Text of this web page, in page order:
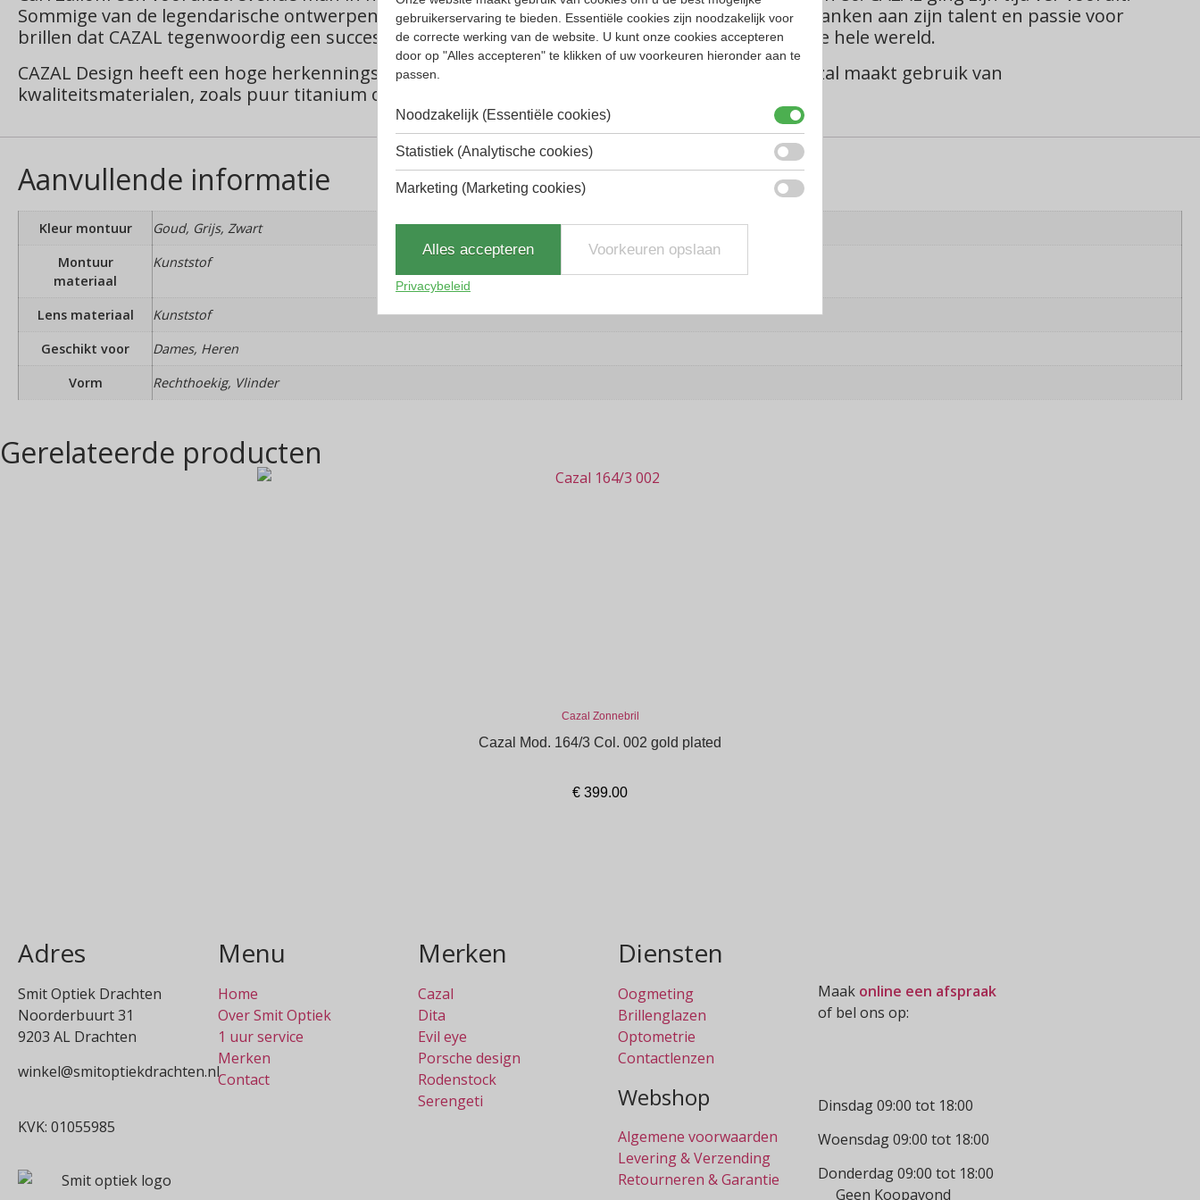
Sommige van de legendarische ontwerpen uit die tijd zijn zelfs nu nog trendsettend. Het is te danken aan zijn talent en passie voor
brillen dat CAZAL tegenwoordig een succesvol brillenmerk is dat geliefd is bij brildragers over de hele wereld.
CAZAL Design heeft een hoge herkenningswaarde is vaak opvallend en altijd ongebruikelijk. Cazal maakt gebruik van
kwaliteitsmaterialen, zoals puur titanium of goud.
Aanvullende informatie
Kleur montuur
Goud, Grijs, Zwart
Montuur
materiaal
Kunststof
Lens materiaal
Kunststof
Geschikt voor
Dames, Heren
Vorm
Rechthoekig, Vlinder
Gerelateerde producten
Cazal Zonnebril
Cazal Mod. 164/3 Col. 002 gold plated
€ 399.00
Adres
Smit Optiek Drachten
Noorderbuurt 31
9203 AL Drachten
winkel@smitoptiekdrachten.nl
KVK: 01055985
Menu
Home
Over Smit Optiek
1 uur service
Merken
Contact
Merken
Cazal
Dita
Evil eye
Porsche design
Rodenstock
Serengeti
Diensten
Oogmeting
Brillenglazen
Optometrie
Contactlenzen
Webshop
Algemene voorwaarden
Levering & Verzending
Retourneren & Garantie
Maak online een afspraak
of bel ons op:
Dinsdag 09:00 tot 18:00
Woensdag 09:00 tot 18:00
Donderdag 09:00 tot 18:00
Geen Koopavond
gebruikerservaring te bieden. Essentiële cookies zijn noodzakelijk voor
de correcte werking van de website. U kunt onze cookies accepteren
door op "Alles accepteren" te klikken of uw voorkeuren hieronder aan te
passen.
Noodzakelijk (Essentiële cookies)
Statistiek (Analytische cookies)
Marketing (Marketing cookies)
Alles accepteren Voorkeuren opslaan
Privacybeleid